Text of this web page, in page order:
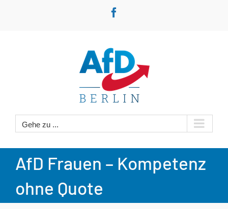
Gehe zu ...
AfD Frauen – Kompetenz
ohne Quote